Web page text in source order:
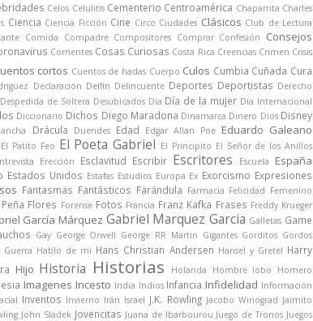
Celos Celulitis Cementerio Centroamérica Chaparrita Charles
Ciencia Ciencia Ficción Cine Circo Ciudades Clásicos Club de Lectura
Comida Compadre Compositores Comprar Confesión Consejos
Corrientes Cosas Curiosas Costa Rica Creencias Crimen Crisis
cortos Cuentos de hadas Cuerpo Culos Cumbia Cuñada Cura
Declaración Delfín Delincuente Deportes Deportistas Derecho
Despedida de Soltera Desubicados Día Día de la mujer Día Internacional
Diccionario Dichos Diego Maradona Dinamarca Dinero Dios Disney
Drácula Duendes Edad Edgar Allan Poe Eduardo Galeano
El Patito Feo El Poeta Gabriel El Principito El Señor de los Anillos
Erección Esclavitud Escribir Escritores Escuela España
Estados Unidos Estafas Estudios Europa Ex Exorcismo Expresiones
Fantasmas Fantásticos Farándula Farmacia Felicidad Femenino
Flores Forense Fotos Francia Franz Kafka Frases Freddy Krueger
García Márquez Gabriel Marquez Garcia Galletas Game
Gay George Orwell George RR Martin Gigantes Gorditos Gordos
Guerra Hablo de mi Hans Christian Andersen Hansel y Gretel Harry
Hijo Historia Historias Holanda Hombre lobo
Homero
Imagenes Incesto India Indios Infancia Infidelidad Información
Inventos Invierno Irán Israel J.K. Rowling Jacobo Winograd Jaimito
John Sladek Jovencitas Juana de Ibarbourou Juego de Tronos Juegos